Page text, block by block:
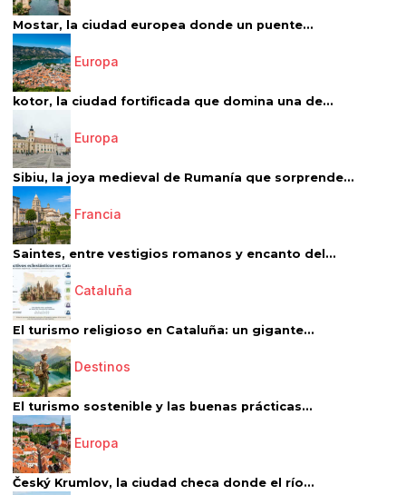
Mostar, la ciudad europea donde un puente...
Europa
kotor, la ciudad fortificada que domina una de...
Europa
Sibiu, la joya medieval de Rumanía que sorprende...
Francia
Saintes, entre vestigios romanos y encanto del...
Cataluña
El turismo religioso en Cataluña: un gigante...
Destinos
El turismo sostenible y las buenas prácticas...
Europa
Český Krumlov, la ciudad checa donde el río...